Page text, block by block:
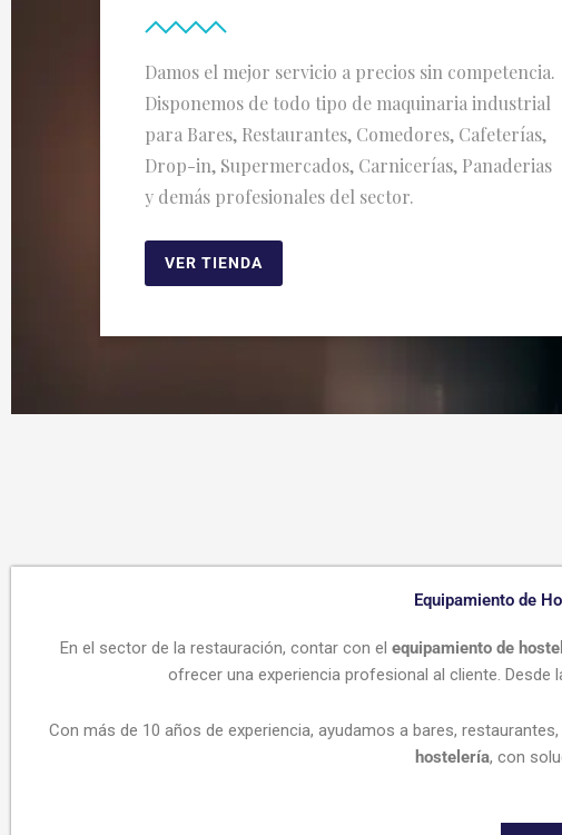
Damos el mejor servicio a precios sin competencia.
Disponemos de todo tipo de maquinaria industrial
para Bares, Restaurantes, Comedores, Cafeterías,
Drop-in, Supermercados, Carnicerías, Panaderias
y demás profesionales del sector.
VER TIENDA
Equipamiento de
En el sector de la restauración, contar con el equipamiento de
ofrecer una experiencia profesional al cliente.
Con más de 10 años de experiencia, ayudamos a bares,
hostelería, con